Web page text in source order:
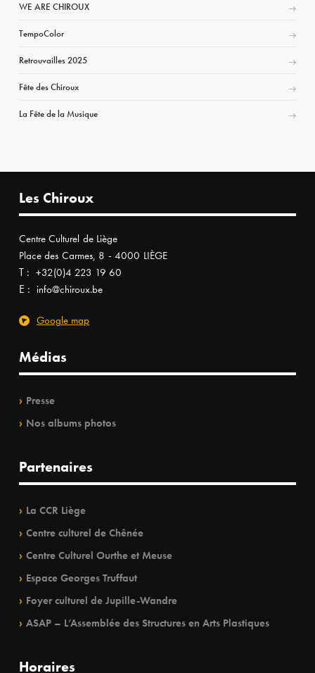
WE ARE CHIROUX
TempoColor
Retrouvailles 2025
Fête des Chiroux
La Fête de la Musique
Les Chiroux
Centre Culturel de Liège
Place des Carmes, 8 - 4000 LIÈGE
T : +32(0)4 223 19 60
E : info@chiroux.be
Google map
Médias
Presse
Nos albums photos
Partenaires
La CCR Liège
Centre culturel de Chênée
Centre Culturel Ourthe et Meuse
Espace Georges Truffaut
Foyer culturel de Jupille-Wandre
ASAP – L’Assemblée des Structures en Arts Plastiques
Horaires